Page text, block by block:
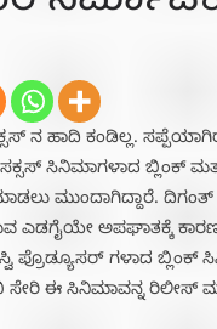
ನ ಹಾದಿ ಕಂಡಿಲ್ಲ.
ಸಿನಿಮಾಗಳಾದ ಬ್ಲಿಂಕ್
ಮುಂದಾಗಿದ್ದಾರೆ.
ಎಡಗೈಯೇ ಅಪಘಾತಕ್ಕೆ
ಪ್ರೊಡ್ಯೂಸರ್ ಗಳಾದ
ಸೇರಿ ಈ ಸಿನಿಮಾವನ್ನ ರಿಲೀಸ್